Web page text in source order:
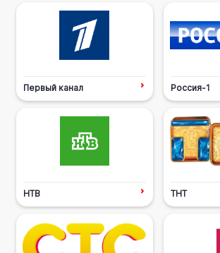
Первый канал Россия-1
НТВ ТНТ